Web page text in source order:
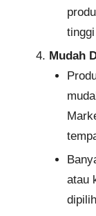
Mudah
atau